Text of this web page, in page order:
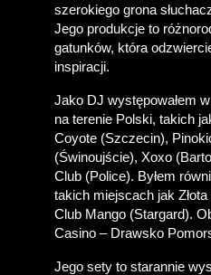
szerokiego grona
Jego produkcje to
gatunków, która
inspiracji.
Jako DJ występowałem
na terenie Polski, takich
Coyote (Szczecin),
(Świnoujście), Xoxo
Club (Police). Byłem
takich miejscach jak
Club Mango (Stargard).
Casino – Drawsko
Jego sety to starannie